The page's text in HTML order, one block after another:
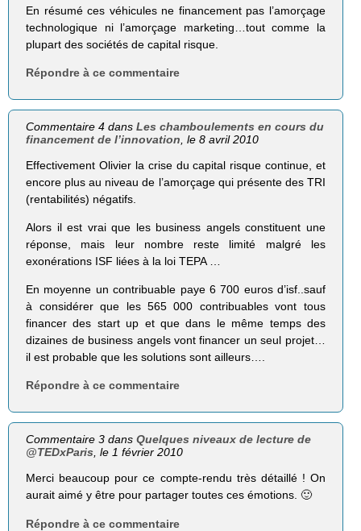
En résumé ces véhicules ne financement pas l’amorçage
technologique ni l’amorçage marketing…tout comme la
plupart des sociétés de capital risque.
Répondre à ce commentaire
Commentaire 4 dansLes chamboulements en cours du
financement de l’innovation , le 8 avril 2010
Effectivement Olivier la crise du capital risque continue, et
encore plus au niveau de l’amorçage qui présente des TRI
(rentabilités) négatifs.
Alors il est vrai que les business angels constituent une
réponse, mais leur nombre reste limité malgré les
exonérations ISF liées à la loi TEPA …
En moyenne un contribuable paye 6 700 euros d’isf..sauf
à considérer que les 565 000 contribuables vont tous
financer des start up et que dans le même temps des
dizaines de business angels vont financer un seul projet…
il est probable que les solutions sont ailleurs….
Répondre à ce commentaire
Commentaire 3 dansQuelques niveaux de lecture de
@TEDxParis, le 1 février 2010
Merci beaucoup pour ce compte-rendu très détaillé ! On
aurait aimé y être pour partager toutes ces émotions. 🙂
Répondre à ce commentaire